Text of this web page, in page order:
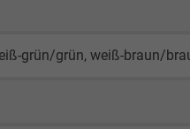
grün/grün, weiß-braun/